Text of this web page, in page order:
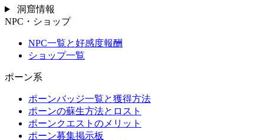
洞窟情報
NPC・ショップ
NPC一覧と好感度報酬
ショップ一覧
ポーン系
ポーンバッジ一覧と獲得方法
ポーンの蘇生方法とロスト
ポーンクエストのメリット
ポーン募集掲示板